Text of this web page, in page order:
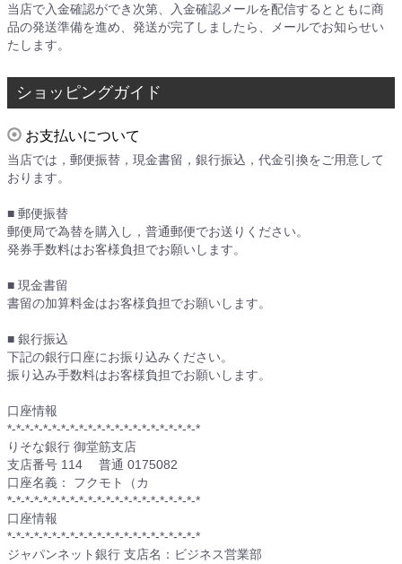
当店で入金確認ができ次第、入金確認メールを配信するとともに商
品の発送準備を進め、発送が完了しましたら、メールでお知らせい
たします。
ショッピングガイド
お支払いについて
当店では，郵便振替，現金書留，銀行振込，代金引換をご用意して
おります。
■ 郵便振替
郵便局で為替を購入し，普通郵便でお送りください。
発券手数料はお客様負担でお願いします。
■ 現金書留
書留の加算料金はお客様負担でお願いします。
■ 銀行振込
下記の銀行口座にお振り込みください。
振り込み手数料はお客様負担でお願いします。
口座情報
*-*-*-*-*-*-*-*-*-*-*-*-*-*-*-*-*-*-*-*-*-*
りそな銀行 御堂筋支店
支店番号 114 普通 0175082
口座名義： フクモト（カ
*-*-*-*-*-*-*-*-*-*-*-*-*-*-*-*-*-*-*-*-*-*
口座情報
*-*-*-*-*-*-*-*-*-*-*-*-*-*-*-*-*-*-*-*-*-*
ジャパンネット銀行 支店名：ビジネス営業部